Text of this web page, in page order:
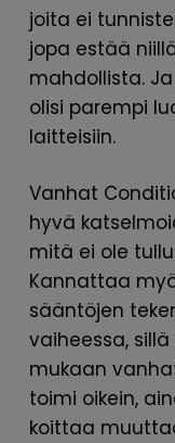
joita ei
jopa estää
mahdollista.
olisi parempi
laitteisiin.
Vanhat
hyvä
mitä ei ole
Kannattaa
sääntöjen
vaiheessa,
mukaan
toimi oikein,
koittaa